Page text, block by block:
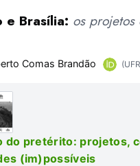
e Brasília: os projetos
Comas Brandão
do pretérito: projetos,
(im)possíveis